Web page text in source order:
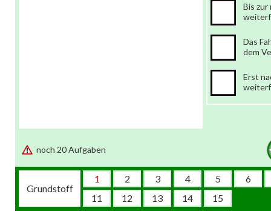
Bis
Das
dem
Erst
noch 20 Aufgaben
Grundstoff
1 2 3 4 5
6
11
12 13 14
15